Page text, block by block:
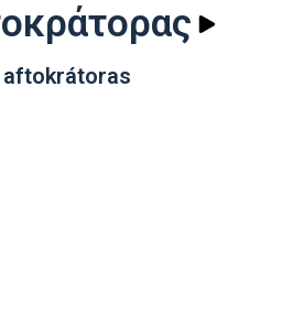
aftokrátoras